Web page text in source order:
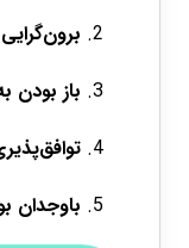
برون‌گرایی
باز بودن
باوجدان